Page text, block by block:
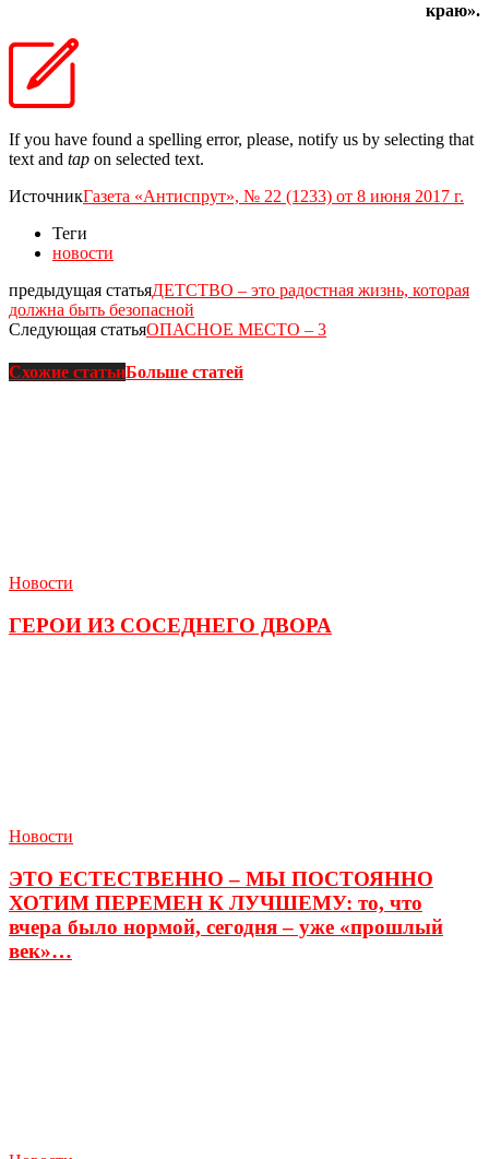
краю».
If you have found a spelling error, please, notify us by selecting that
text and tap on selected text.
ИсточникГазета «Антиспрут», № 22 (1233) от 8 июня 2017 г.
Теги
новости
предыдущая статьяДЕТСТВО – это радостная жизнь, которая
должна быть безопасной
Следующая статьяОПАСНОЕ МЕСТО – 3
Схожие статьиБольше статей
Новости
ГЕРОИ ИЗ СОСЕДНЕГО ДВОРА
Новости
ЭТО ЕСТЕСТВЕННО – МЫ ПОСТОЯННО
ХОТИМ ПЕРЕМЕН К ЛУЧШЕМУ: то, что
вчера было нормой, сегодня – уже «прошлый
век»…